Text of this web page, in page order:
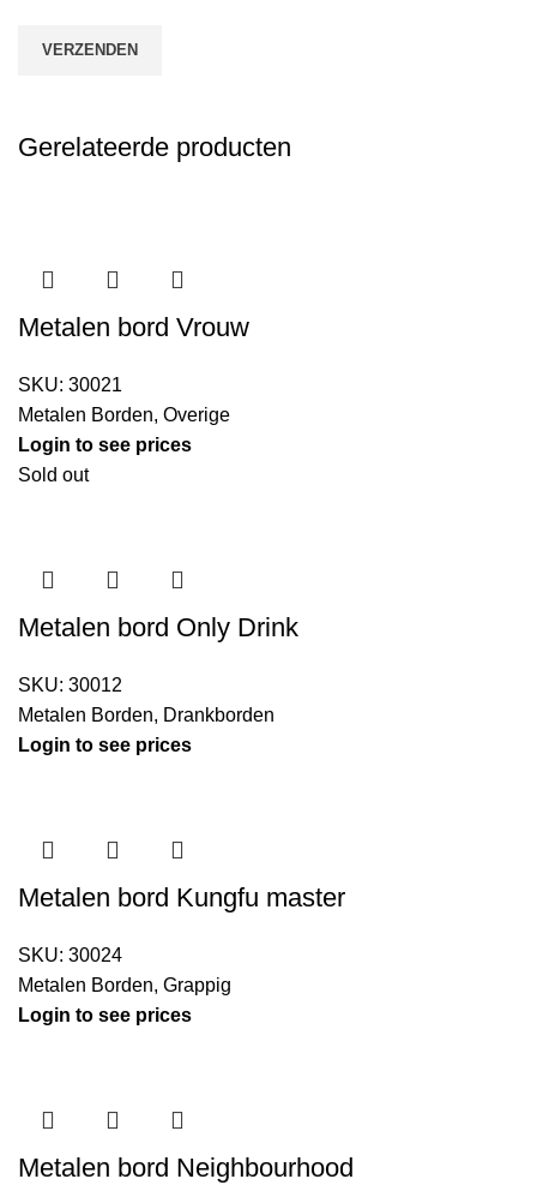
Gerelateerde producten
Metalen bord Vrouw
SKU: 30021
Metalen Borden, Overige
Login to see prices
Sold out
Metalen bord Only Drink
SKU: 30012
Metalen Borden, Drankborden
Login to see prices
Metalen bord Kungfu master
SKU: 30024
Metalen Borden, Grappig
Login to see prices
Metalen bord Neighbourhood